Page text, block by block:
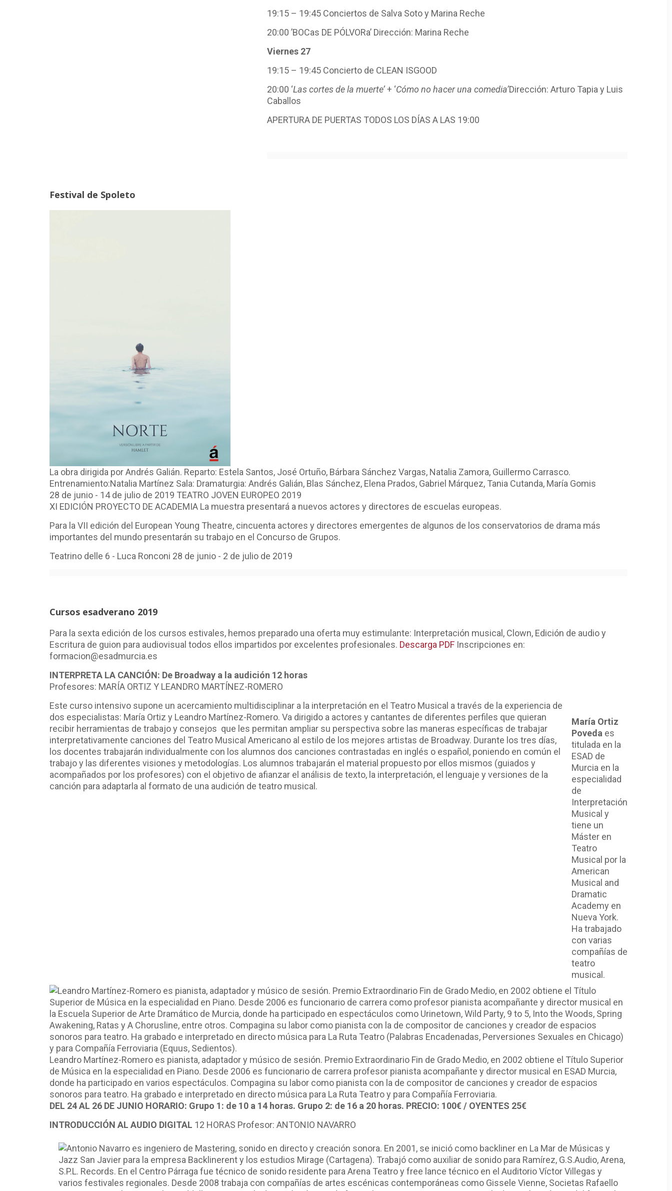
19:15 – 19:45 Conciertos de Salva Soto y Marina Reche
20:00 ’BOCas DE PÓLVORa’ Dirección: Marina Reche
Viernes 27
19:15 – 19:45 Concierto de CLEAN ISGOOD
20:00 ‘Las cortes de la muerte’+ ‘Cómo no hacer una comedia’Dirección: Arturo Tapia y Luis
Caballos
APERTURA DE PUERTAS TODOS LOS DÍAS A LAS 19:00
Festival de Spoleto
La obra dirigida por Andrés Galián. Reparto: Estela Santos, José Ortuño, Bárbara Sánchez Vargas, Natalia Zamora, Guillermo Carrasco.
Entrenamiento:Natalia Martínez Sala: Dramaturgia: Andrés Galián, Blas Sánchez, Elena Prados, Gabriel Márquez, Tania Cutanda, María Gomis
28 de junio - 14 de julio de 2019 TEATRO JOVEN EUROPEO 2019
XI EDICIÓN PROYECTO DE ACADEMIA La muestra presentará a nuevos actores y directores de escuelas europeas.
Para la VII edición del European Young Theatre, cincuenta actores y directores emergentes de algunos de los conservatorios de drama más
importantes del mundo presentarán su trabajo en el Concurso de Grupos.
Teatrino delle 6 - Luca Ronconi 28 de junio - 2 de julio de 2019
Cursos esadverano 2019
Para la sexta edición de los cursos estivales, hemos preparado una oferta muy estimulante: Interpretación musical, Clown, Edición de audio y
Escritura de guion para audiovisual todos ellos impartidos por excelentes profesionales. Descarga PDF Inscripciones en:
formacion@esadmurcia.es
INTERPRETA LA CANCIÓN: De Broadway a la audición 12 horas
Profesores: MARÍA ORTIZ Y LEANDRO MARTÍNEZ-ROMERO
María Ortiz
Poveda es
titulada en la
ESAD de
Murcia en la
especialidad
de
Interpretación
Musical y
tiene un
Máster en
Teatro
Musical por la
American
Musical and
Dramatic
Academy en
Nueva York.
Ha trabajado
con varias
compañías de
teatro
musical.
Este curso intensivo supone un acercamiento multidisciplinar a la interpretación en el Teatro Musical a través de la experiencia de
dos especialistas: María Ortiz y Leandro Martínez-Romero. Va dirigido a actores y cantantes de diferentes perfiles que quieran
recibir herramientas de trabajo y consejos que les permitan ampliar su perspectiva sobre las maneras específicas de trabajar
interpretativamente canciones del Teatro Musical Americano al estilo de los mejores artistas de Broadway. Durante los tres días,
los docentes trabajarán individualmente con los alumnos dos canciones contrastadas en inglés o español, poniendo en común el
trabajo y las diferentes visiones y metodologías. Los alumnos trabajarán el material propuesto por ellos mismos (guiados y
acompañados por los profesores) con el objetivo de afianzar el análisis de texto, la interpretación, el lenguaje y versiones de la
canción para adaptarla al formato de una audición de teatro musical.
Leandro Martínez-Romero es pianista, adaptador y músico de sesión. Premio Extraordinario Fin de Grado Medio, en 2002 obtiene el Título Superior
de Música en la especialidad en Piano. Desde 2006 es funcionario de carrera profesor pianista acompañante y director musical en ESAD Murcia,
donde ha participado en varios espectáculos. Compagina su labor como pianista con la de compositor de canciones y creador de espacios
sonoros para teatro. Ha grabado e interpretado en directo música para La Ruta Teatro y para Compañía Ferroviaria.
DEL 24 AL 26 DE JUNIO HORARIO: Grupo 1: de 10 a 14 horas. Grupo 2: de 16 a 20 horas. PRECIO: 100€ / OYENTES 25€
INTRODUCCIÓN AL AUDIO DIGITAL 12 HORAS Profesor: ANTONIO NAVARRO